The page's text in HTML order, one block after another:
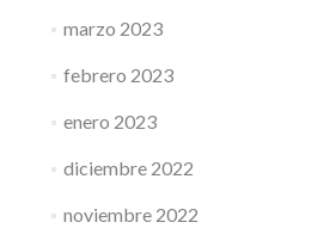
marzo 2023
febrero 2023
enero 2023
diciembre 2022
noviembre 2022